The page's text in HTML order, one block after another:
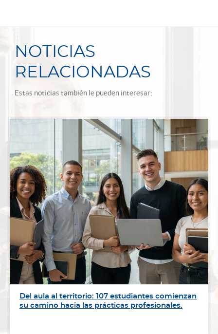
NOTICIAS
RELACIONADAS
Estas noticias también le pueden interesar:
Del aula al territorio: 107 estudiantes comienzan
su camino hacia las prácticas profesionales.